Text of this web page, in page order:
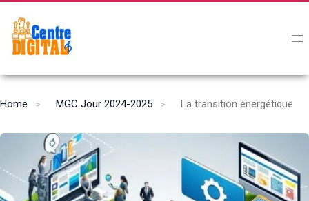
Home MGC Jour 2024-2025 La transition énergétique